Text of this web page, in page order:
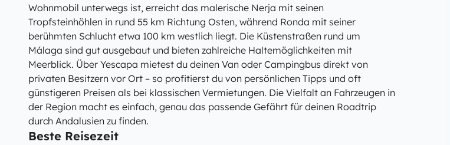
Wohnmobil unterwegs ist, erreicht das malerische Nerja mit seinen
Tropfsteinhöhlen in rund 55 km Richtung Osten, während Ronda mit seiner
berühmten Schlucht etwa 100 km westlich liegt. Die Küstenstraßen rund um
Málaga sind gut ausgebaut und bieten zahlreiche Haltemöglichkeiten mit
Meerblick. Über Yescapa mietest du deinen Van oder Campingbus direkt von
privaten Besitzern vor Ort – so profitierst du von persönlichen Tipps und oft
günstigeren Preisen als bei klassischen Vermietungen. Die Vielfalt an Fahrzeugen in
der Region macht es einfach, genau das passende Gefährt für deinen Roadtrip
durch Andalusien zu finden.
Beste Reisezeit